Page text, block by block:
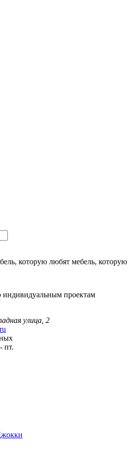
мебель, которую
индивидуальным проектам
улица, 2
пт.